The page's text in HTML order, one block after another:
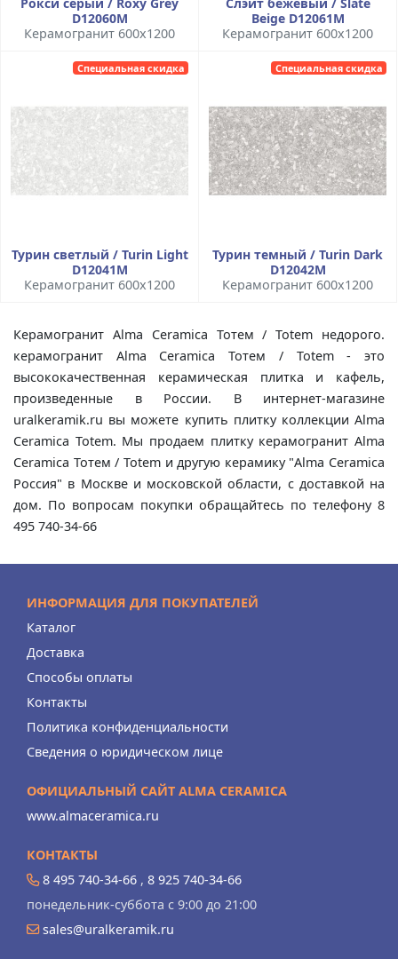
D12060M
Керамогранит 600x1200
Beige D12061M
Керамогранит 600x1200
Специальная скидка
Турин светлый / Turin Light
D12041M
Керамогранит 600x1200
Специальная скидка
Турин темный / Turin Dark
D12042M
Керамогранит 600x1200
Керамогранит Alma Ceramica Тотем / Totem недорого.
керамогранит Alma Ceramica Тотем / Totem - это
высококачественная керамическая плитка и кафель,
произведенные в России. В интернет-магазине
uralkeramik.ru вы можете купить плитку коллекции Alma
Ceramica Totem. Мы продаем плитку керамогранит Alma
Ceramica Тотем / Totem и другую керамику "Alma Ceramica
Россия" в Москве и московской области, с доставкой на
дом. По вопросам покупки обращайтесь по телефону 8
495 740-34-66
ИНФОРМАЦИЯ ДЛЯ ПОКУПАТЕЛЕЙ
Каталог
Доставка
Способы оплаты
Контакты
Политика конфиденциальности
Сведения о юридическом лице
ОФИЦИАЛЬНЫЙ САЙТ ALMA CERAMICA
www.almaceramica.ru
КОНТАКТЫ
8 495 740-34-66 , 8 925 740-34-66
понедельник-суббота с 9:00 до 21:00
sales@uralkeramik.ru